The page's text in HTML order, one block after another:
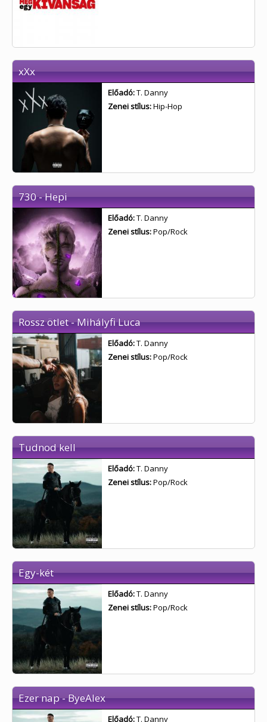
xXx
Előadó:T. Danny
Zenei stílus:Hip-Hop
730 - Hepi
Előadó:T. Danny
Zenei stílus:Pop/Rock
Rossz ötlet - Mihályfi Luca
Előadó:T. Danny
Zenei stílus:Pop/Rock
Tudnod kell
Előadó:T. Danny
Zenei stílus:Pop/Rock
Egy-két
Előadó:T. Danny
Zenei stílus:Pop/Rock
Ezer nap - ByeAlex
Előadó:T. Danny